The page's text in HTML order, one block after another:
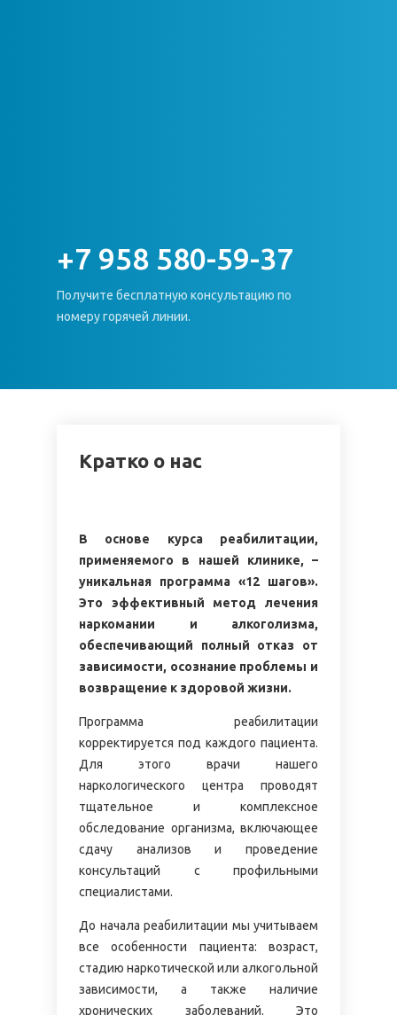
+7 958 580-59-37
Получите бесплатную консультацию по
номеру горячей линии.
Кратко о нас
В основе курса реабилитации,
применяемого в нашей клинике, –
уникальная программа «12 шагов».
Это эффективный метод лечения
наркомании и алкоголизма,
обеспечивающий полный отказ от
зависимости, осознание проблемы и
возвращение к здоровой жизни.
Программа реабилитации
корректируется под каждого пациента.
Для этого врачи нашего
наркологического центра проводят
тщательное и комплексное
обследование организма, включающее
сдачу анализов и проведение
консультаций с профильными
специалистами.
До начала реабилитации мы учитываем
все особенности пациента: возраст,
стадию наркотической или алкогольной
зависимости, а также наличие
хронических заболеваний. Это